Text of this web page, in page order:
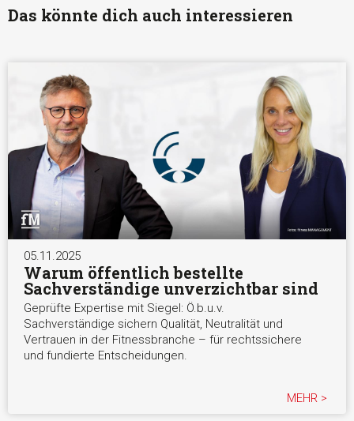
Das könnte dich auch interessieren
05.11.2025
Warum öffentlich bestellte
Sachverständige unverzichtbar sind
Geprüfte Expertise mit Siegel: Ö.b.u.v.
Sachverständige sichern Qualität, Neutralität und
Vertrauen in der Fitnessbranche – für rechtssichere
und fundierte Entscheidungen.
MEHR >